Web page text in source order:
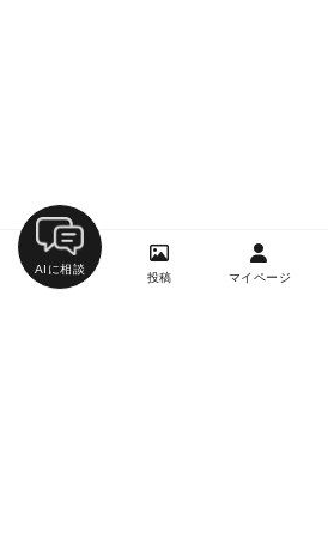
AIに相談
投稿 マイページ